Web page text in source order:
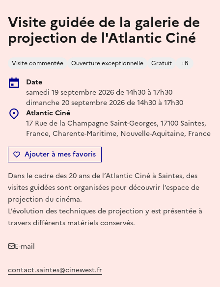
Visite guidée de la galerie de
projection de l'Atlantic Ciné
Visite commentée Ouverture exceptionnelle Gratuit +6
Date
samedi 19 septembre 2026 de 14h30 à 17h30
dimanche 20 septembre 2026 de 14h30 à 17h30
Atlantic Ciné
17 Rue de la Champagne Saint-Georges, 17100 Saintes,
France, Charente-Maritime, Nouvelle-Aquitaine, France
Ajouter à mes favoris
Dans le cadre des 20 ans de l’Atlantic Ciné à Saintes, des
visites guidées sont organisées pour découvrir l’espace de
projection du cinéma.
L’évolution des techniques de projection y est présentée à
travers différents matériels conservés.
E-mail
contact.saintes@cinewest.fr